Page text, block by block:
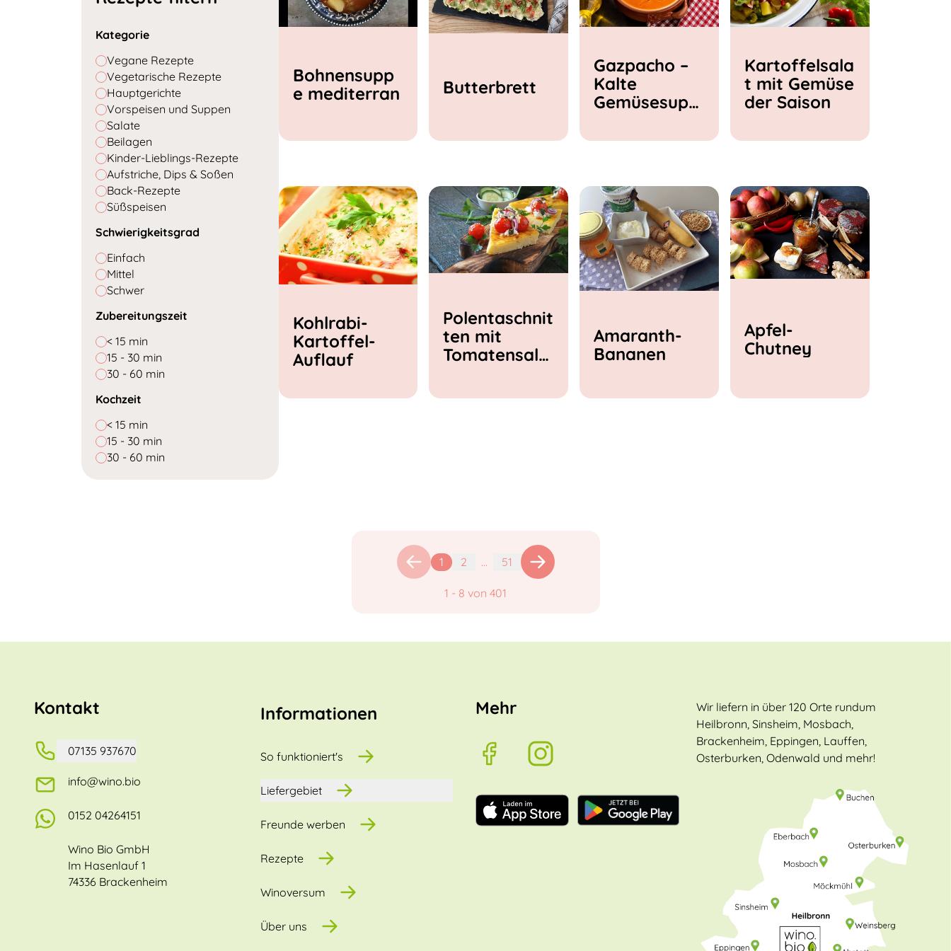
Kategorie
Vegane Rezepte
Vegetarische Rezepte
Hauptgerichte
Vorspeisen und Suppen
Salate
Beilagen
Kinder-Lieblings-Rezepte
Aufstriche, Dips & Soßen
Back-Rezepte
Süßspeisen
Schwierigkeitsgrad
Einfach
Mittel
Schwer
Zubereitungszeit
< 15 min
15 - 30 min
30 - 60 min
Kochzeit
< 15 min
15 - 30 min
30 - 60 min
Bohnensupp
e mediterran
Butterbrett
Gazpacho –
Kalte
Gemüsesupp
Kartoffelsala
t mit Gemüse
der Saison
Kohlrabi-
Kartoffel-
Auflauf
Polentaschnit
ten mit
Tomatensala
Amaranth-
Bananen
Apfel-
Chutney
1 2 ... 51
1 - 8 von 401
Kontakt
07135 937670
info@wino.bio
0152 04264151
Wino Bio GmbH
Im Hasenlauf 1
74336 Brackenheim
Informationen
So funktioniert's
Liefergebiet
Freunde werben
Rezepte
Winoversum
Über uns
Mehr
Wir liefern in über 120 Orte rundum
Heilbronn, Sinsheim, Mosbach,
Brackenheim, Eppingen, Lauffen,
Osterburken, Odenwald und mehr!